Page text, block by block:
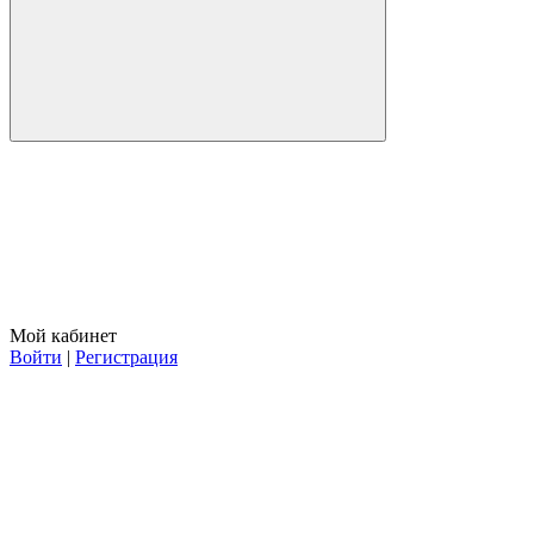
Мой кабинет
Войти | Регистрация